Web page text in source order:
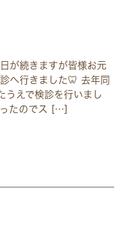
が続きますが皆様お元
へ行きました🦷 去年同
うえで検診を行いまし
たのでス […]